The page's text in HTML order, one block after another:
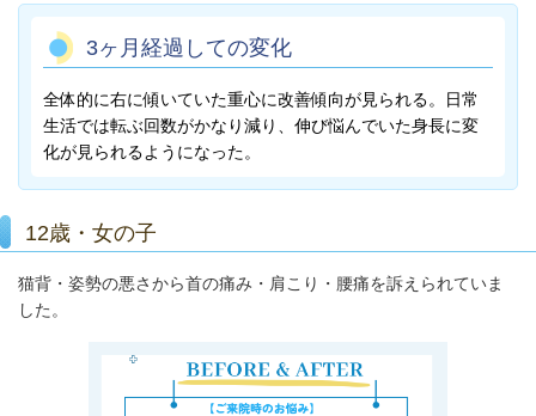
3ヶ月経過しての変化
全体的に右に傾いていた重心に改善傾向が見られる。日常
生活では転ぶ回数がかなり減り、伸び悩んでいた身長に変
化が見られるようになった。
12歳・女の子
猫背・姿勢の悪さから首の痛み・肩こり・腰痛を訴えられていま
した。